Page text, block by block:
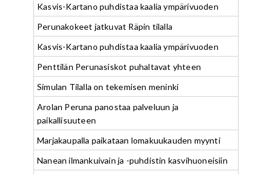
Kasvis-Kartano puhdistaa kaalia ympärivuoden
Perunakokeet jatkuvat Räpin tilalla
Kasvis-Kartano puhdistaa kaalia ympärivuoden
Penttilän Perunasiskot puhaltavat yhteen
Simulan Tilalla on tekemisen meninki
Arolan Peruna panostaa palveluun ja
paikallisuuteen
Marjakaupalla paikataan lomakuukauden myynti
Nanean ilmankuivain ja -puhdistin kasvihuoneisiin